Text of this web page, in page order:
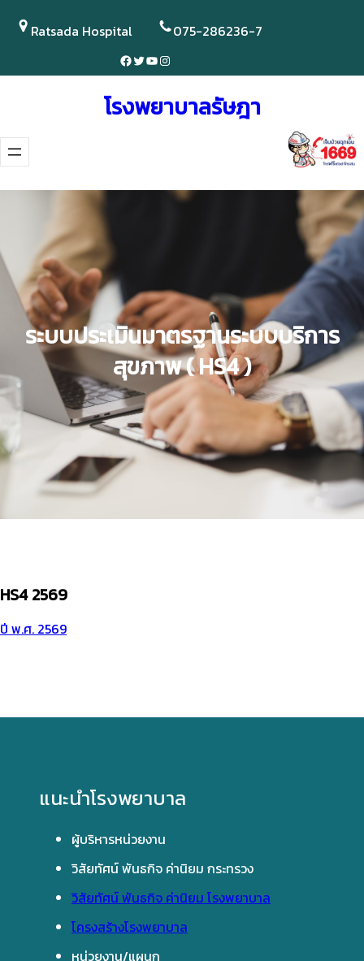
Ratsada Hospital
075-286236-7
Facebook
Twitter
YouTube
Instagram
โรงพยาบาลรัษฎา
ระบบประเมินมาตรฐานระบบบริการ
สุขภาพ ( HS4 )
HS4 2569
ปี พ.ศ. 2569
แนะนำโรงพยาบาล
ผู้บริหารหน่วยงาน
วิสัยทัศน์ พันธกิจ ค่านิยม กระทรวง
วิสัยทัศน์ พันธกิจ ค่านิยม โรงพยาบาล
โครงสร้างโรงพยาบาล
หน่วยงาน/แผนก